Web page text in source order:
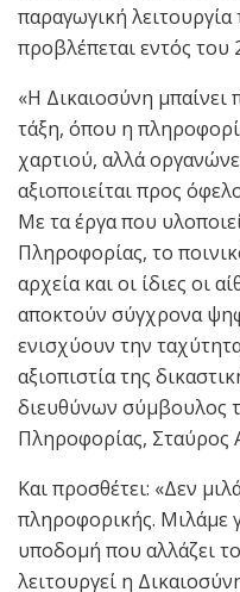
παραγωγική
προβλέπεται εντός του
«Η Δικαιοσύνη μπαίνει
τάξη, όπου η
χαρτιού, αλλά
αξιοποιείται προς
Με τα έργα που
Πληροφορίας, το
αρχεία και οι ίδιες οι
αποκτούν σύγχρονα
ενισχύουν την
αξιοπιστία της
διευθύνων σύμβουλος
Πληροφορίας, Σταύρος
Και προσθέτει: «Δεν
πληροφορικής. Μιλάμε
υποδομή που αλλάζει
λειτουργεί η